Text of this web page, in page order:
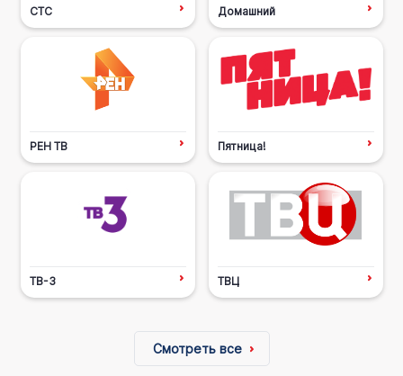
СТС Домашний
РЕН ТВ Пятница!
ТВ-3 ТВЦ
Смотреть все